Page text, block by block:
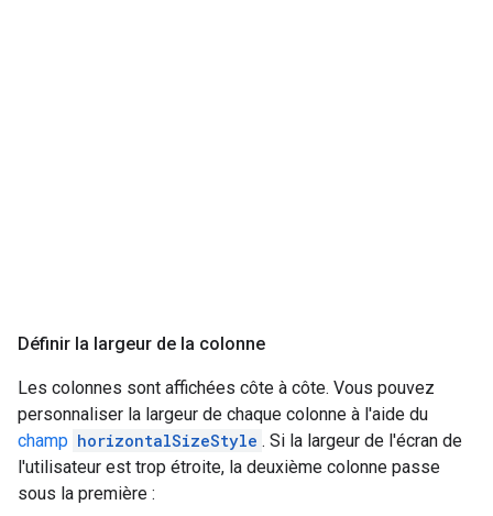
Définir la largeur de la colonne
Les colonnes sont affichées côte à côte. Vous pouvez
personnaliser la largeur de chaque colonne à l'aide du
champ horizontalSizeStyle . Si la largeur de l'écran de
l'utilisateur est trop étroite, la deuxième colonne passe
sous la première :